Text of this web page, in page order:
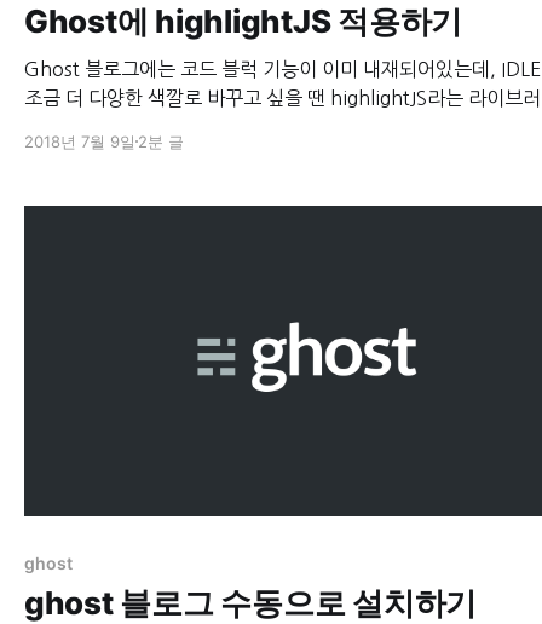
Ghost에 highlightJS 적용하기
Ghost 블로그에는 코드 블럭 기능이 이미 내재되어있는데,
조금 더 다양한 색깔로 바꾸고 싶을 땐 highlightJS라는 라이브
바꿔주는 자바스크립트 라이브러리다. #highlightJS 불러오기 우선 고
2018년 7월 9일 2분 글
ghost
ghost 블로그 수동으로 설치하기